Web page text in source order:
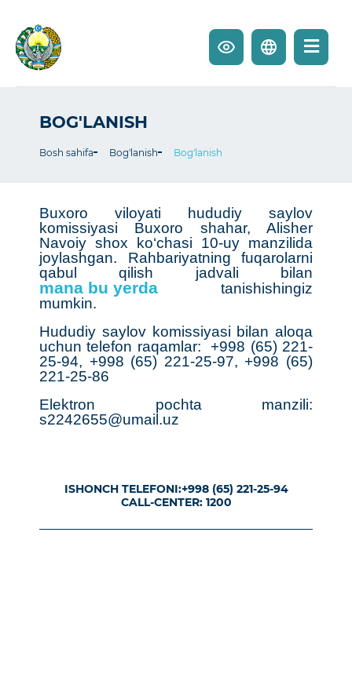
BOG'LANISH
Bosh sahifa Bog'lanish Bog'lanish
Buxoro viloyati hududiy saylov
komissiyasi Buxoro shahar, Alisher
Navoiy shox ko‘chasi 10-uy manzilida
joylashgan. Rahbariyatning fuqarolarni
qabul qilish jadvali bilan
mana bu yerda tanishishingiz
mumkin.
Hududiy saylov komissiyasi bilan aloqa
uchun telefon raqamlar: +998 (65) 221-
25-94, +998 (65) 221-25-97, +998 (65)
221-25-86
Elektron pochta manzili:
s2242655@umail.uz
ISHONCH TELEFONI:+998 (65) 221-25-94
CALL-CENTER: 1200